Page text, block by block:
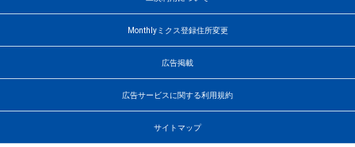
Monthlyミクス登録住所変更
広告掲載
広告サービスに関する利用規約
サイトマップ